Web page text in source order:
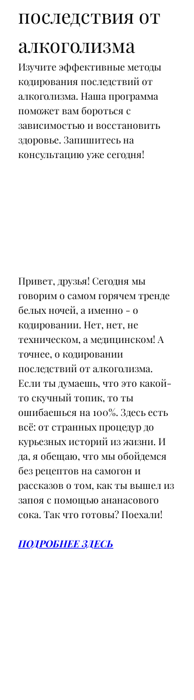
последствия от
алкоголизма
Изучите эффективные методы
кодирования последствий от
алкоголизма. Наша программа
поможет вам бороться с
зависимостью и восстановить
здоровье. Запишитесь на
консультацию уже сегодня!
Привет, друзья! Сегодня мы
говорим о самом горячем тренде
белых ночей, а именно - о
кодировании. Нет, нет, не
техническом, а медицинском! А
точнее, о кодировании
последствий от алкоголизма.
Если ты думаешь, что это какой-
то скучный топик, то ты
ошибаешься на 100%. Здесь есть
всё: от странных процедур до
курьезных историй из жизни. И
да, я обещаю, что мы обойдемся
без рецептов на самогон и
рассказов о том, как ты вышел из
запоя с помощью ананасового
сока. Так что готовы? Поехали!
ПОДРОБНЕЕ ЗДЕСЬ